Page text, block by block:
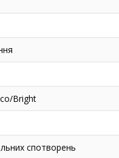
Bright
спотворень